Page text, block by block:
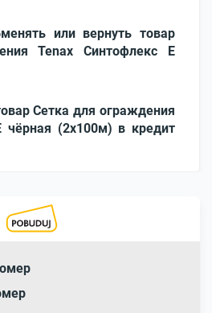
или вернуть товар
Tenax Синтофлекс Е
Сетка для ограждения
чёрная (2х100м) в кредит